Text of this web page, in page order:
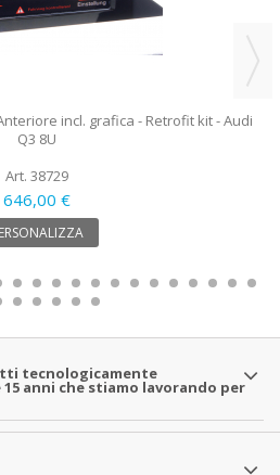
incl. grafica - Retrofit kit - Audi
Q3 8U
Art. 38729
646,00 €
tecnologicamente
anni che stiamo lavorando per